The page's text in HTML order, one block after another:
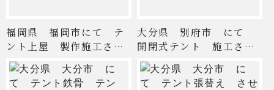
福岡県 福岡市にて テ
ント上屋 製作施工させ
て頂 ...
大分県 別府市 にて
開閉式テント 施工させ
て頂 ...